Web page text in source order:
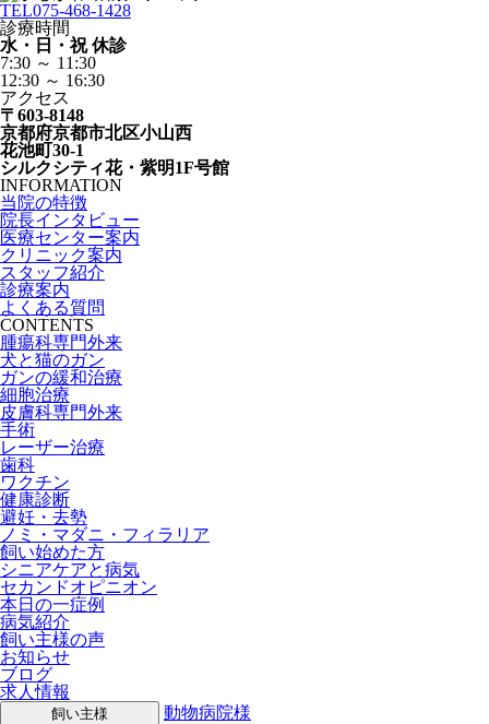
TEL075-468-1428
診療時間
水・日・祝 休診
7:30 ～ 11:30
12:30 ～ 16:30
アクセス
〒603-8148
京都府京都市北区小山西
花池町30-1
シルクシティ花・紫明1F号館
INFORMATION
当院の特徴
院長インタビュー
医療センター案内
クリニック案内
スタッフ紹介
診療案内
よくある質問
CONTENTS
腫瘍科専門外来
犬と猫のガン
ガンの緩和治療
細胞治療
皮膚科専門外来
手術
レーザー治療
歯科
ワクチン
健康診断
避妊・去勢
ノミ・マダニ・フィラリア
飼い始めた方
シニアケアと病気
セカンドオピニオン
本日の一症例
病気紹介
飼い主様の声
お知らせ
ブログ
求人情報
飼い主様
動物病院様